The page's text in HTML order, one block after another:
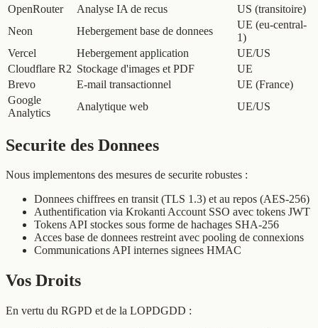
OpenRouter
Analyse IA de recus
US (transitoire)
Neon
Hebergement base de donnees
UE (eu-central-
1)
Vercel
Hebergement application
UE/US
Cloudflare R2 Stockage d'images et PDF
UE
Brevo
E-mail transactionnel
UE (France)
Google
Analytics
Analytique web UE/US
Securite des Donnees
Nous implementons des mesures de securite robustes :
Donnees chiffrees en transit (TLS 1.3) et au repos (AES-256)
Authentification via Krokanti Account SSO avec tokens JWT
Tokens API stockes sous forme de hachages SHA-256
Acces base de donnees restreint avec pooling de connexions
Communications API internes signees HMAC
Vos Droits
En vertu du RGPD et de la LOPDGDD :